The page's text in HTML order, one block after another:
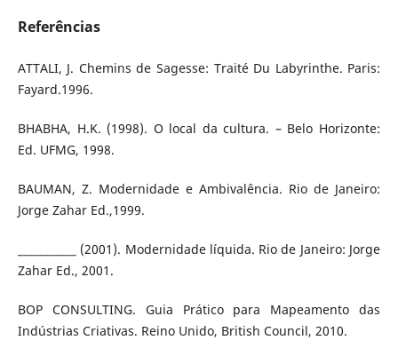
Referências
ATTALI, J. Chemins de Sagesse: Traité Du Labyrinthe. Paris:
Fayard.1996.
BHABHA, H.K. (1998). O local da cultura. – Belo Horizonte:
Ed. UFMG, 1998.
BAUMAN, Z. Modernidade e Ambivalência. Rio de Janeiro:
Jorge Zahar Ed.,1999.
___________ (2001). Modernidade líquida. Rio de Janeiro: Jorge
Zahar Ed., 2001.
BOP CONSULTING. Guia Prático para Mapeamento das
Indústrias Criativas. Reino Unido, British Council, 2010.